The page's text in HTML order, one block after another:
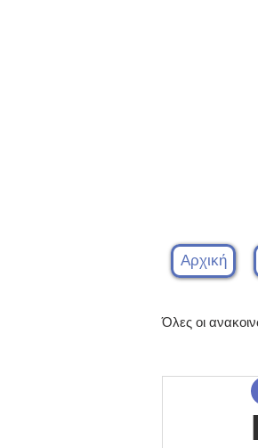
Αρχική
Όλες οι